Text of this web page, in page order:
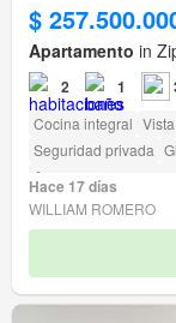
$
Apartamento in
2 1
Cocina integral
Seguridad privada
Acceso para
Hace 17 días
WILLIAM ROMERO